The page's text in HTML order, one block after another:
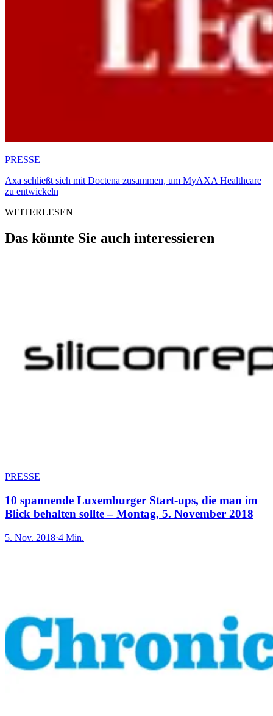
PRESSE
Axa schließt sich mit Doctena zusammen, um MyAXA Healthcare
zu entwickeln
WEITERLESEN
Das könnte Sie auch interessieren
PRESSE
10 spannende Luxemburger Start-ups, die man im
Blick behalten sollte – Montag, 5. November 2018
5. Nov. 2018·4 Min.